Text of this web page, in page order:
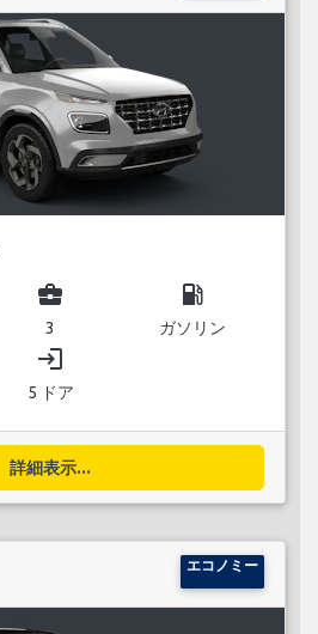
business_center
3
local_gas_station
ガソリン
login
5 ドア
詳細表示...
エコノミー